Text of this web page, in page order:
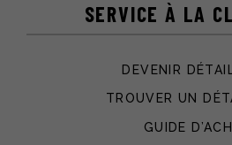
SERVICE À LA
DEVENIR
TROUVER UN
GUIDE